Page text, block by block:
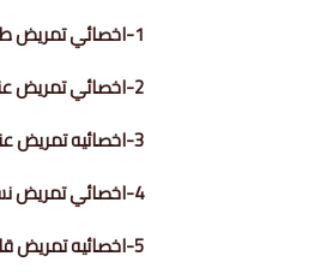
1-اخصائي تمريض طوارئ نساء
2-اخصائي تمريض عناية مركزة
3-اخصائيه تمريض عنايه مركزه حديثي الولاده
4-اخصائي تمريض نساء – أطفال
5-اخصائيه تمريض قلب